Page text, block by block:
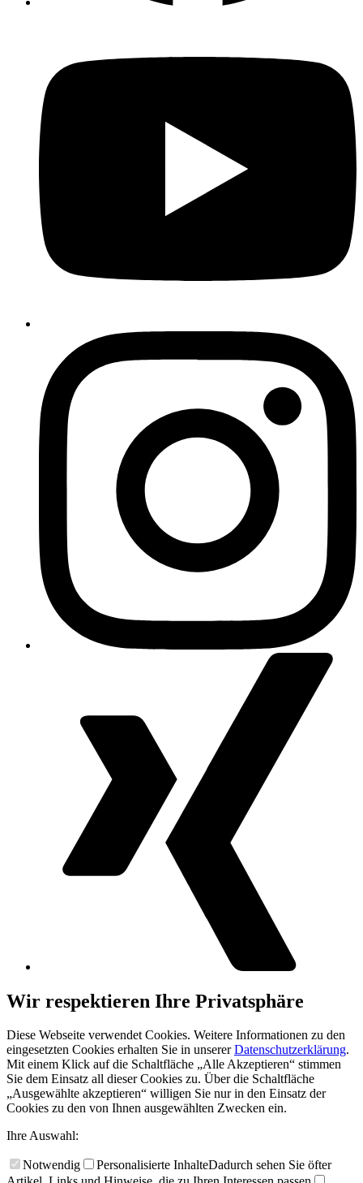
Wir respektieren Ihre Privatsphäre
Diese Webseite verwendet Cookies. Weitere Informationen zu den
eingesetzten Cookies erhalten Sie in unsererDatenschutzerklärung.
Mit einem Klick auf die Schaltfläche „Alle Akzeptieren“ stimmen
Sie dem Einsatz all dieser Cookies zu. Über die Schaltfläche
„Ausgewählte akzeptieren“ willigen Sie nur in den Einsatz der
Cookies zu den von Ihnen ausgewählten Zwecken ein.
Ihre Auswahl:
Notwendig Personalisierte InhalteDadurch sehen Sie öfter